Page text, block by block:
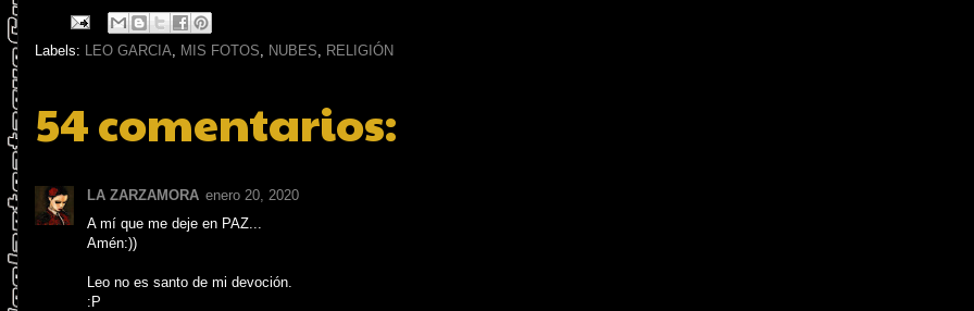
Labels: LEO GARCIA MIS FOTOS NUBES RELIGIÓN
54 comentarios:
LA ZARZAMORA enero 20, 2020
A mí que me deje en PAZ...
Amén:))
Leo no es santo de mi devoción.
:P